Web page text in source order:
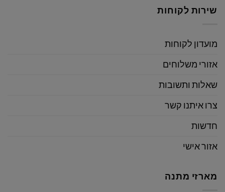
שירות לקוחות
מועדון לקוחות
אזורי משלוחים
שאלות ותשובות
צרו איתנו קשר
חדשות
אזור אישי
מארזי מתנה